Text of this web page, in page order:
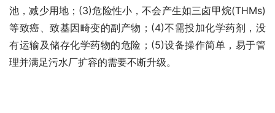
池，减少用地；(3)危险性小，不会产生如三卤甲烷(THMs)
等致癌、致基因畸变的副产物；(4)不需投加化学药剂，没
有运输及储存化学药物的危险；(5)设备操作简单，易于管
理并满足污水厂扩容的需要不断升级。